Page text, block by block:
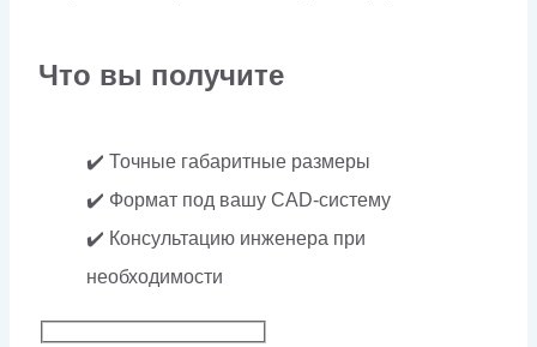
Что вы получите
✔️ Точные габаритные размеры
✔️ Формат под вашу CAD-систему
✔️ Консультацию инженера при
необходимости